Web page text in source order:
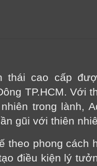
thái cao cấp
TP.HCM. Với
trong lành,
gũi với thiên
theo phong cách
điều kiện lý